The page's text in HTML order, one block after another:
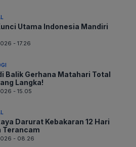
Utama Indonesia Mandiri
- 17.26
Balik Gerhana Matahari Total
Langka!
- 15.05
Darurat Kebakaran 12 Hari
Terancam
- 08.26